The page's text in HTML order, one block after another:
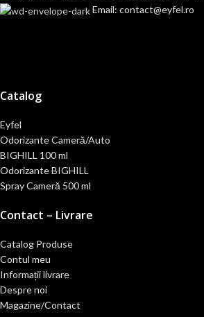
Email: contact@eyfel.ro
Catalog
Eyfel
Odorizante Cameră/Auto
BIGHILL 100 ml
Odorizante BIGHILL
Spray Cameră 500 ml
Contact – Livrare
Catalog Produse
Contul meu
Informații livrare
Despre noi
Magazine/Contact